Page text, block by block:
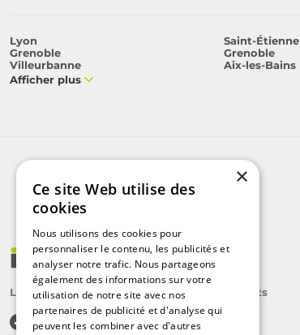
Lyon Saint-Étienne
Grenoble
Grenoble
Villeurbanne
Aix-les-Bains
Afficher plus
Le label des agents immobiliers indépendants
×
Ce site Web utilise des
cookies
Nous utilisons des cookies pour
personnaliser le contenu, les publicités et
analyser notre trafic. Nous partageons
également des informations sur votre
utilisation de notre site avec nos
partenaires de publicité et d'analyse qui
peuvent les combiner avec d'autres